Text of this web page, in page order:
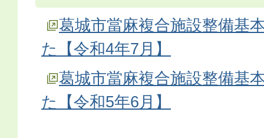
葛城市當麻複合施設整備基
た【令和4年7月】
葛城市當麻複合施設整備基
た【令和5年6月】